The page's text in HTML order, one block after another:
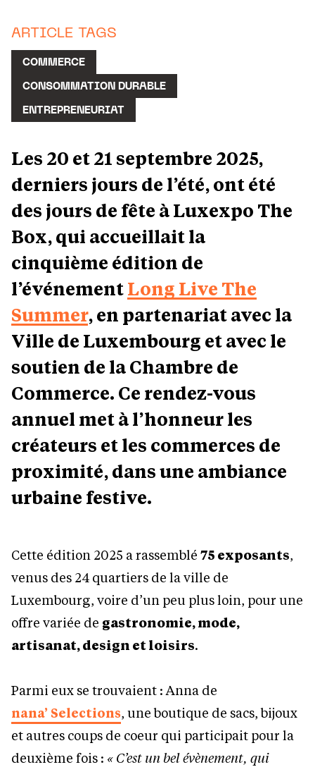
ARTICLE TAGS
COMMERCE
CONSOMMATION DURABLE
ENTREPRENEURIAT
Les 20 et 21 septembre 2025,
derniers jours de l’été, ont été
des jours de fête à Luxexpo The
Box, qui accueillait la
cinquième édition de
l’événementLong Live The
Summer, en partenariat avec la
Ville de Luxembourg et avec le
soutien de la Chambre de
Commerce. Ce rendez-vous
annuel met à l’honneur les
créateurs et les commerces de
proximité, dans une ambiance
urbaine festive.
Cette édition 2025 a rassemblé 75 exposants,
venus des 24 quartiers de la ville de
Luxembourg, voire d’un peu plus loin, pour une
offre variée de gastronomie, mode,
artisanat, design et loisirs.
Parmi eux se trouvaient : Anna de
nana’ Selections, une boutique de sacs, bijoux
et autres coups de coeur qui participait pour la
deuxième fois : « C’est un bel évènement, qui